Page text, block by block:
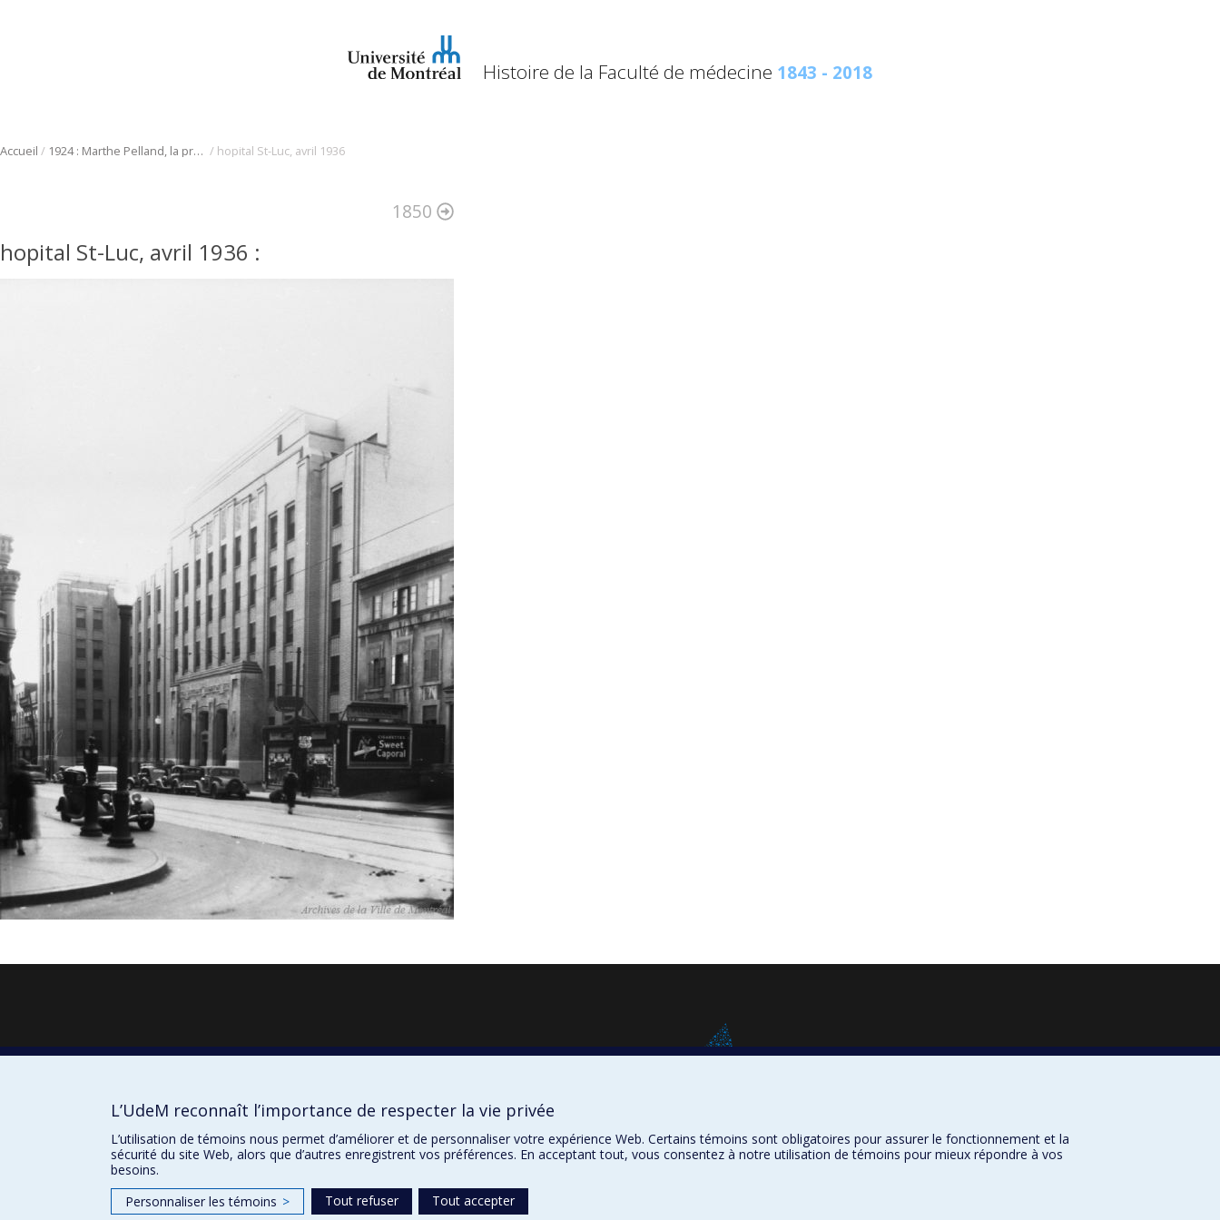
Histoire de la Faculté de médecine 1843 - 2018
Accueil / 1924 : Marthe Pelland, la première Québécoise francophone admise à l’étude de la médecine / hopital St-Luc, avril 1936
1850
hopital St-Luc, avril 1936 :
L’UdeM reconnaît l’importance de respecter la vie privée
L’utilisation de témoins nous permet d’améliorer et de personnaliser votre expérience Web. Certains témoins sont obligatoires pour assurer le fonctionnement et la
sécurité du site Web, alors que d’autres enregistrent vos préférences. En acceptant tout, vous consentez à notre utilisation de témoins pour mieux répondre à vos
besoins.
Personnaliser les témoins > Tout refuser Tout accepter